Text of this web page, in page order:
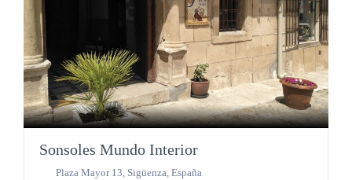
Sonsoles Mundo Interior
Plaza Mayor 13, Sigüenza, España